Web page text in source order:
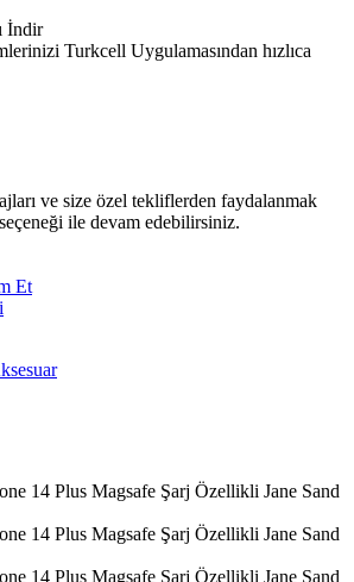
İndir
Turkcell Uygulamasından hızlıca
ve size özel tekliflerden faydalanmak
ile devam edebilirsiniz.
Et